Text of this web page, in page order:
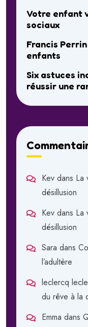
Votre enfant
sociaux
Francis
enfants
Six astuces
réussir une
Kev dans La
désillusion
Kev dans La
désillusion
Sara dans
l’adultère
leclercq
du rêve à la
Emma dans